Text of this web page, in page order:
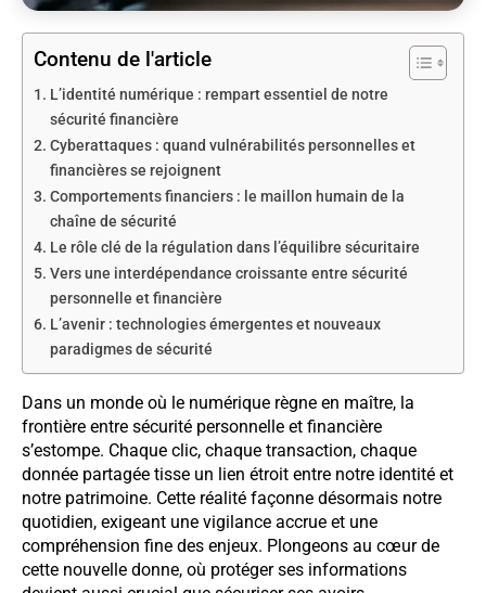
Contenu de l'article
L’identité numérique : rempart essentiel de notre
sécurité financière
Cyberattaques : quand vulnérabilités personnelles et
financières se rejoignent
Comportements financiers : le maillon humain de la
chaîne de sécurité
Le rôle clé de la régulation dans l’équilibre sécuritaire
Vers une interdépendance croissante entre sécurité
personnelle et financière
L’avenir : technologies émergentes et nouveaux
paradigmes de sécurité
Dans un monde où le numérique règne en maître, la
frontière entre sécurité personnelle et financière
s’estompe. Chaque clic, chaque transaction, chaque
donnée partagée tisse un lien étroit entre notre identité et
notre patrimoine. Cette réalité façonne désormais notre
quotidien, exigeant une vigilance accrue et une
compréhension fine des enjeux. Plongeons au cœur de
cette nouvelle donne, où protéger ses informations